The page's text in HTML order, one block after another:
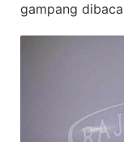
gampang